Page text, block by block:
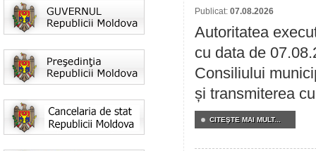
Publicat: 07.08.2026
Autoritatea
cu data de
Consiliului
și transmiterea
CITEŞTE MAI MULT...